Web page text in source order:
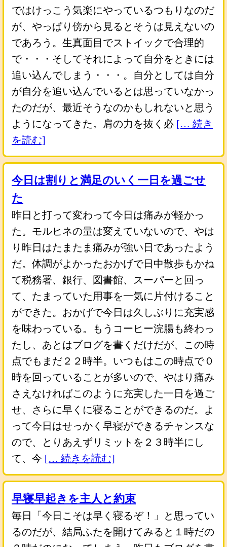
ではけっこう気楽にやっているつもりなのだ
が、やっぱり傍から見るとそうは見えないの
であろう。生真面目でストイックで合理的
で・・・そしてそれによって自分をときには
追い込んでしまう・・・。自分としては自分
が自分を追い込んでいるとは思っていなかっ
たのだが、最近そうなのかもしれないと思う
ようになってきた。肩の力を抜く必 [… 続き
を読む]
今日は割りと満足のいく一日を過ごせ
た
昨日と打って変わって今日は痛みが軽かっ
た。モルヒネの量は変えていないので、やは
り昨日はたまたま痛みが強い日であったよう
だ。体調がよかったおかげで日中散歩もかね
て税務署、銀行、図書館、スーパーと回っ
て、たまっていた用事を一気に片付けること
ができた。おかげで今日は久しぶりに充実感
を味わっている。もうコーヒー浣腸も終わっ
たし、あとはブログを書くだけだが、この時
点でもまだ２２時半。いつもはこの時点で０
時を回っていることが多いので、やはり痛み
さえなければこのように充実した一日を過ご
せ、さらに早くに寝ることができるのだ。よ
って今日はせっかく早寝ができるチャンスな
ので、とりあえずリミットを２３時半にし
て、今 [… 続きを読む]
早寝早起きを主人と約束
毎日「今日こそは早く寝るぞ！」と思ってい
るのだが、結局ふたを開けてみると１時だの